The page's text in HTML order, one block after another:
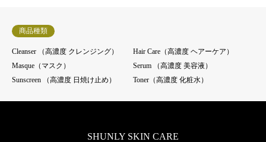
商品種類
Cleanser （高濃度 クレンジング）
Hair Care（高濃度 ヘアーケア）
Masque（マスク）
Serum （高濃度 美容液）
Sunscreen （高濃度 日焼け止め）
Toner（高濃度 化粧水）
SHUNLY SKIN CARE